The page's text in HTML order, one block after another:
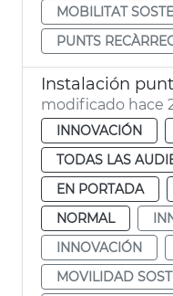
MOBILITAT
PUNTS
Instalación
modificado hace
INNOVACIÓN
TODAS LAS
EN PORTADA
NORMAL
INNOVACIÓN
MOVILIDAD